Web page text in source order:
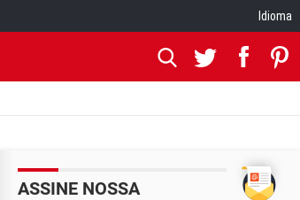
Idioma
ASSINE NOSSA